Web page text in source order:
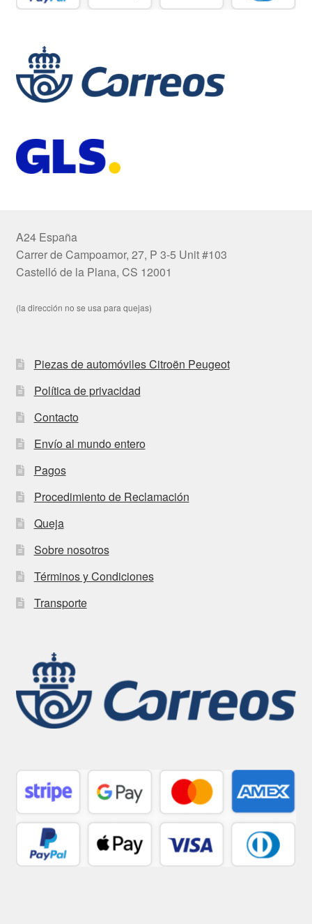
A24 España
Carrer de Campoamor, 27, P 3-5 Unit #103
Castelló de la Plana, CS 12001
(la dirección no se usa para quejas)
Piezas de automóviles Citroën Peugeot
Política de privacidad
Contacto
Envío al mundo entero
Pagos
Procedimiento de Reclamación
Queja
Sobre nosotros
Términos y Condiciones
Transporte